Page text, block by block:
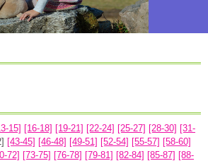
15] [16-18] [19-21] [22-24] [25-27] [28-30] [31-
[43-45] [46-48] [49-51] [52-54] [55-57] [58-60]
72] [73-75] [76-78] [79-81] [82-84] [85-87] [88-